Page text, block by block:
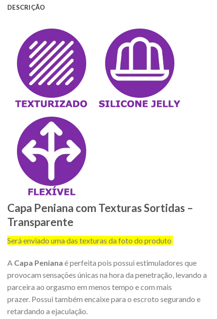
DESCRIÇÃO
Capa Peniana com Texturas Sortidas –
Transparente
Será enviado uma das texturas da foto do produto
A Capa Peniana é perfeita pois possui estimuladores que
provocam sensações únicas na hora da penetração, levando a
parceira ao orgasmo em menos tempo e com mais
prazer. Possui também encaixe para o escroto segurando e
retardando a ejaculação.